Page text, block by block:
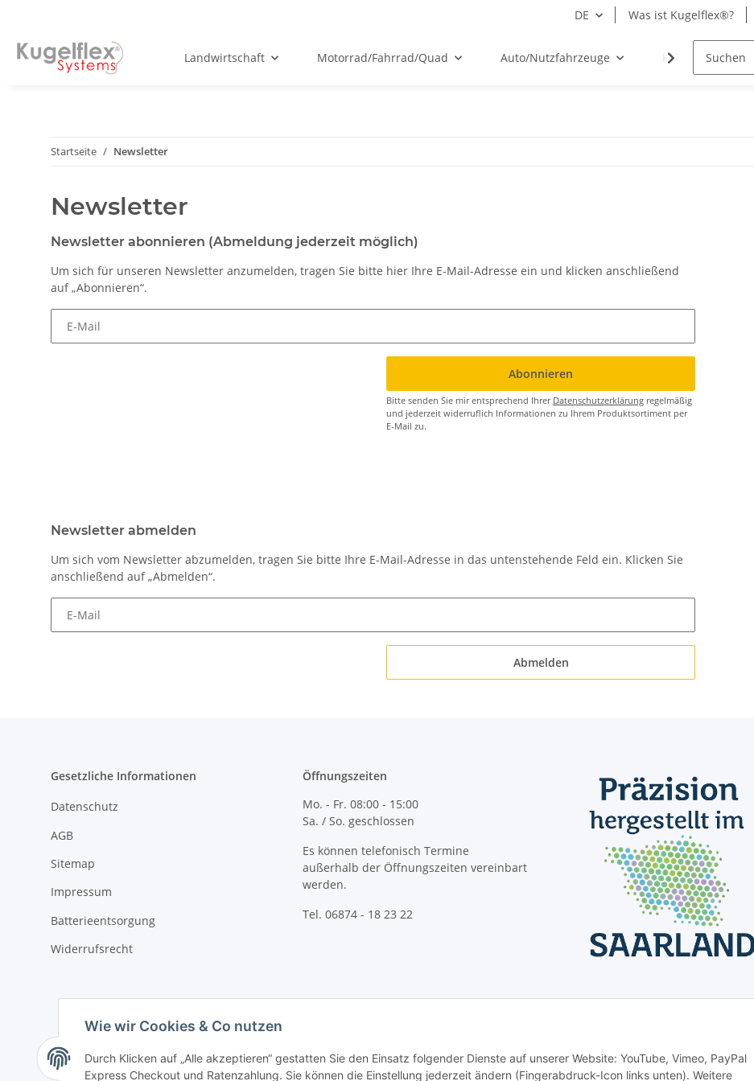
DE Was ist Kugelflex®?
Landwirtschaft Motorrad/Fahrrad/Quad Auto/Nutzfahrzeuge Kugelflex® Chrom
Startseite Newsletter
Newsletter
Newsletter abonnieren (Abmeldung jederzeit möglich)
Um sich für unseren Newsletter anzumelden, tragen Sie bitte hier Ihre E-Mail-Adresse ein und klicken anschließend
auf „Abonnieren“.
E-Mail
Abonnieren
Bitte senden Sie mir entsprechend Ihrer Datenschutzerklärungregelmäßig
und jederzeit widerruflich Informationen zu Ihrem Produktsortiment per
E-Mail zu.
Newsletter abmelden
Um sich vom Newsletter abzumelden, tragen Sie bitte Ihre E-Mail-Adresse in das untenstehende Feld ein. Klicken Sie
anschließend auf „Abmelden“.
E-Mail
Abmelden
Gesetzliche Informationen
Datenschutz
AGB
Sitemap
Impressum
Batterieentsorgung
Widerrufsrecht
Öffnungszeiten
Mo. - Fr. 08:00 - 15:00
Sa. / So. geschlossen
Es können telefonisch Termine
außerhalb der Öffnungszeiten vereinbart
werden.
Tel. 06874 - 18 23 22
Wie wir Cookies & Co nutzen
Durch Klicken auf „Alle akzeptieren“ gestatten Sie den Einsatz folgender Dienste auf unserer Website: YouTube, Vimeo, PayPal
Express Checkout und Ratenzahlung. Sie können die Einstellung jederzeit ändern (Fingerabdruck-Icon links unten). Weitere